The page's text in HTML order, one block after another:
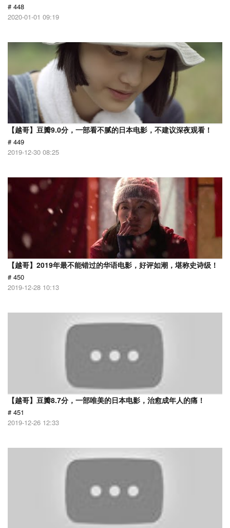
# 448
2020-01-01 09:19
【越哥】豆瓣9.0分，一部看不腻的日本电影，不建议深夜观看！
# 449
2019-12-30 08:25
【越哥】2019年最不能错过的华语电影，好评如潮，堪称史诗级！
# 450
2019-12-28 10:13
【越哥】豆瓣8.7分，一部唯美的日本电影，治愈成年人的痛！
# 451
2019-12-26 12:33